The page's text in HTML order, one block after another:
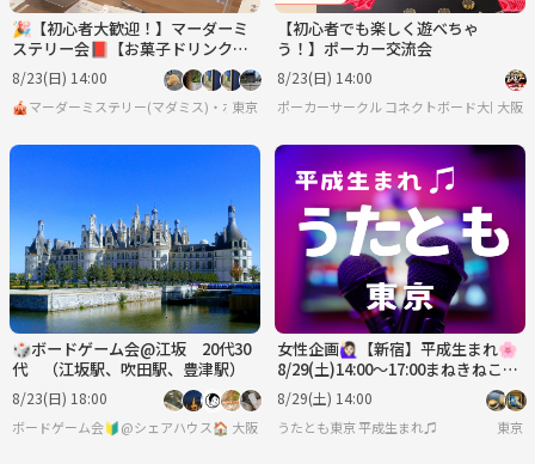
🎉【初心者大歓迎！】マーダーミ
ステリー会📕【お菓子ドリンク
付】【ボードゲーム、マダミス】
8/23(日) 14:00
🎪マーダーミステリー(マダミス)・ボードゲーム・脱出ゲーム サークル🎲
東京
【初心者でも楽しく遊べちゃ
う！】ポーカー交流会
8/23(日) 14:00
ポーカーサークル コネクトボード大阪大阪
🎲ボードゲーム会@江坂 20代30
代 （江坂駅、吹田駅、豊津駅）
8/23(日) 18:00
ボードゲーム会🔰@シェアハウス🏠️ 大阪
女性企画🙋🏻‍♀️【新宿】平成生まれ🌸
8/29(土)14:00〜17:00まねきねこ新
宿西口店
8/29(土) 14:00
うたとも東京 平成生まれ♫ 東京